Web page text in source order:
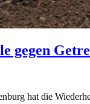
gegen
hat die